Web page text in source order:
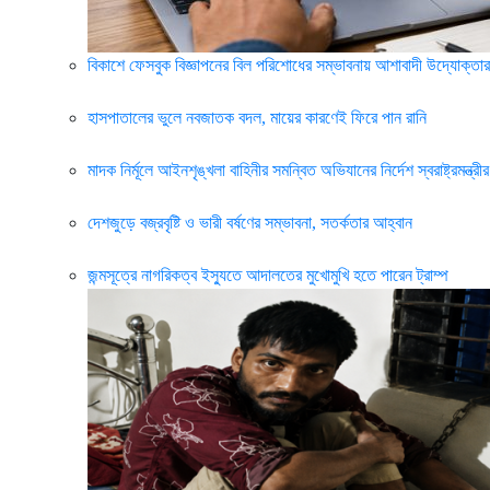
বিকাশে ফেসবুক বিজ্ঞাপনের বিল পরিশোধের সম্ভাবনায় আশাবাদী
হাসপাতালের ভুলে নবজাতক বদল, মায়ের কারণেই ফিরে পান রানি
মাদক নির্মূলে আইনশৃঙ্খলা বাহিনীর সমন্বিত অভিযানের নির্দেশ স্বরাষ্ট্রমন্ত্রীর
দেশজুড়ে বজ্রবৃষ্টি ও ভারী বর্ষণের সম্ভাবনা, সতর্কতার আহ্বান
জন্মসূত্রে নাগরিকত্ব ইস্যুতে আদালতের মুখোমুখি হতে পারেন ট্রাম্প